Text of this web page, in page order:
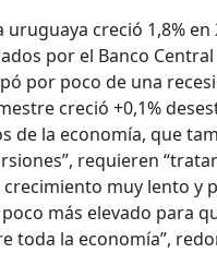
uruguaya creció 1,8% en
por el Banco
por poco de una
creció +0,1%
de la economía, que
requieren
muy lento y
más elevado para
toda la economía”,